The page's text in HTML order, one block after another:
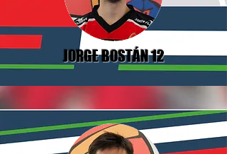
JORGE BOSTÁN 12